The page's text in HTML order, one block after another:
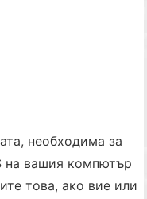
необходима за
на вашия компютър
това, ако вие или